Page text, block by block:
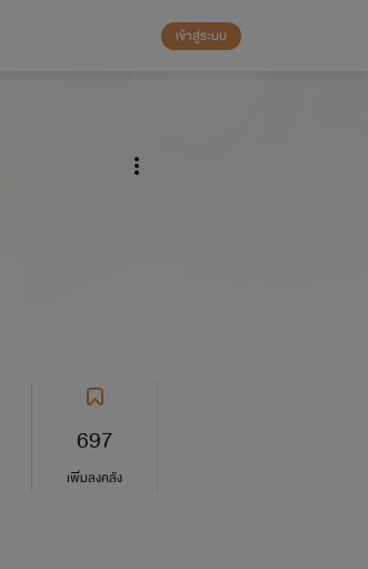
เข้าสู่ระบบ
697
เพิ่มลงคลัง